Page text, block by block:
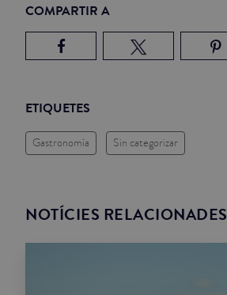
COMPARTIR A
ETIQUETES
Gastronomía Sin categorizar
NOTÍCIES RELACIONADES